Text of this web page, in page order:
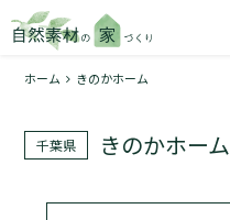
1
ホーム きのかホーム
千葉県 きのかホーム